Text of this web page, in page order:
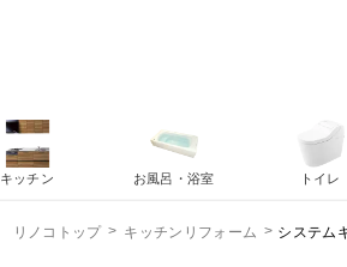
リノコトップ キッチンリフォーム システム
キッチン お風呂・浴室 トイレ